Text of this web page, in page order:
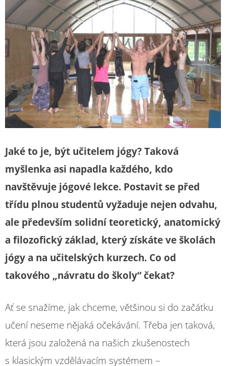
Jaké to je, být učitelem jógy? Taková
myšlenka asi napadla každého, kdo
navštěvuje jógové lekce. Postavit se před
třídu plnou studentů vyžaduje nejen odvahu,
ale především solidní teoretický, anatomický
a filozofický základ, který získáte ve školách
jógy a na učitelských kurzech. Co od
takového „návratu do školy“ čekat?
Ať se snažíme, jak chceme, většinou si do začátku
učení neseme nějaká očekávání. Třeba jen taková,
která jsou založená na našich zkušenostech
s klasickým vzdělávacím systémem –